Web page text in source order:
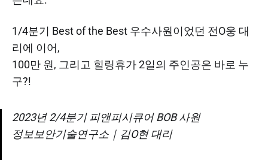
1/4분기 Best of the Best 우수사원이었던 전O웅 대
리에 이어,
100만 원, 그리고 힐링휴가 2일의 주인공은 바로 누
구?!​
2023년 2/4분기 피앤피시큐어 BOB 사원
정보보안기술연구소｜김O현 대리